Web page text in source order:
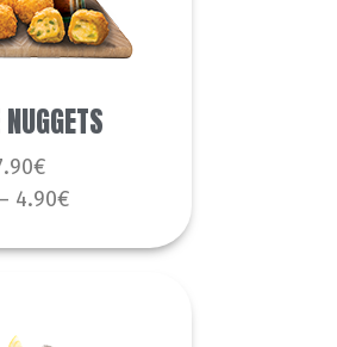
– 4.90€